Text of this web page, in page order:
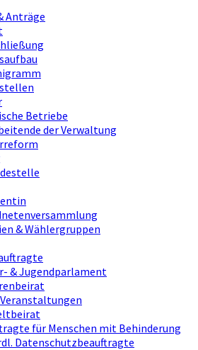
Anträge
Betriebe
der Verwaltung
& Wählergruppen
& Jugendparlament
Veranstaltungen
für Menschen mit Behinderung
Datenschutzbeauftragte